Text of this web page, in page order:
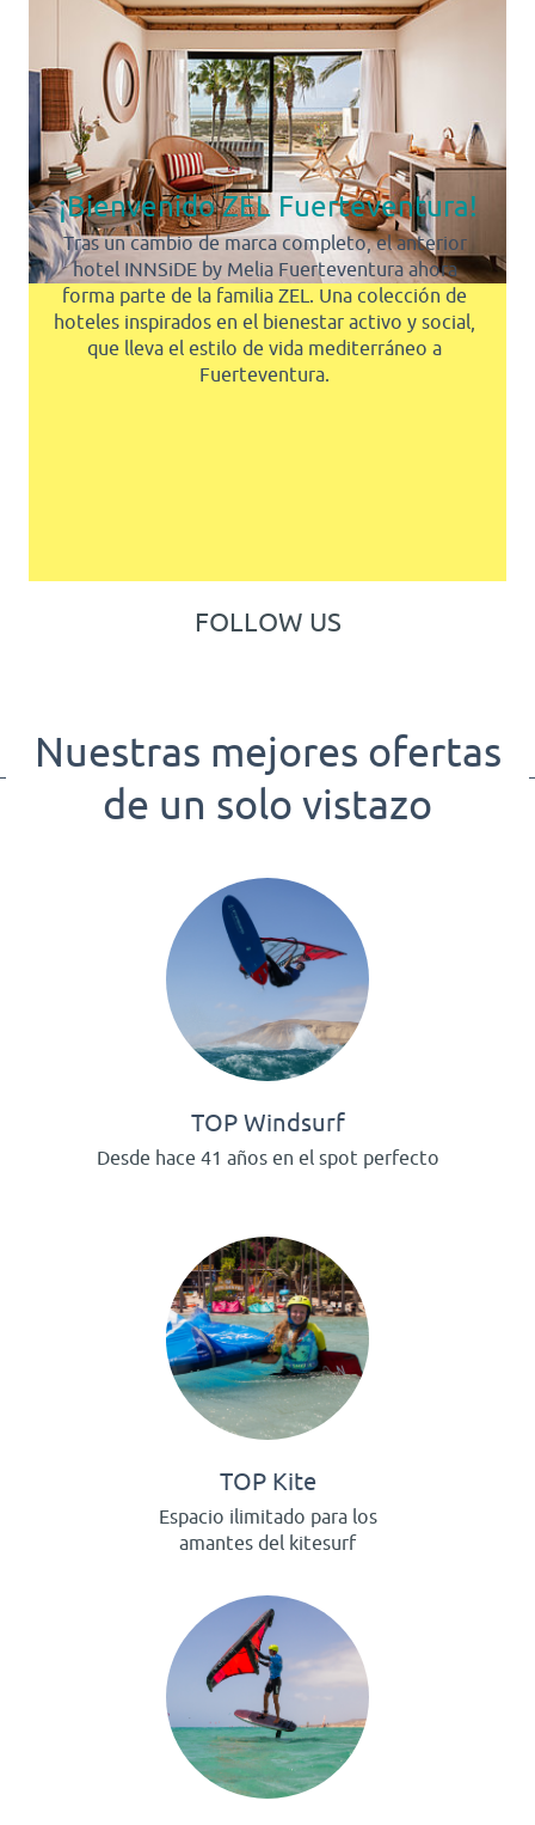
¡Bienvenido ZEL Fuerteventura!
Tras un cambio de marca completo, el anterior
hotel INNSiDE by Melia Fuerteventura ahora
forma parte de la familia ZEL. Una colección de
hoteles inspirados en el bienestar activo y social,
que lleva el estilo de vida mediterráneo a
Fuerteventura.
FOLLOW US
Nuestras mejores ofertas
de un solo vistazo
TOP Windsurf
Desde hace 41 años en el spot perfecto
TOP Kite
Espacio ilimitado para los
amantes del kitesurf